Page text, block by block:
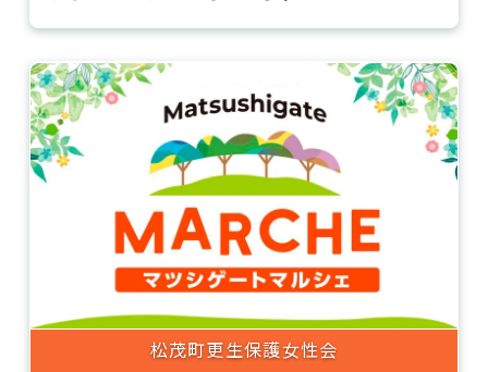
松茂町更生保護女性会